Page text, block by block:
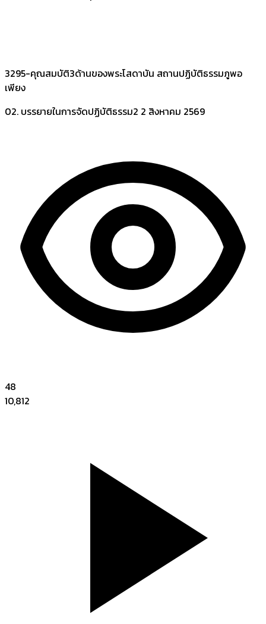
3295-คุณสมบัติ3ด้านของพระโสดาบัน สถานปฏิบัติธรรมภูพอ
เพียง
02. บรรยายในการจัดปฏิบัติธรรม2 2 สิงหาคม 2569
48
10,812